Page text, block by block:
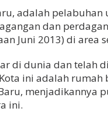
adalah
dan
Juni 2013) di area
di dunia dan telah
ini adalah rumah
menjadikannya
ini.